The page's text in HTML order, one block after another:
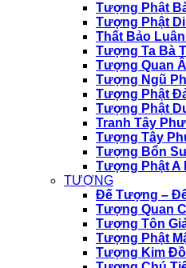
Tượng Phật
Tượng Phật
Thất Bảo
Tượng Ta Bà
Tượng Quan
Tượng Ngũ
Tượng Phật
Tượng Phật
Tranh Tây
Tượng Tây
Tượng Bổn
Tượng Phật A
TƯỢNG
Đế Tượng –
Tượng Quan
Tượng Tôn
Tượng Phật
Tượng Kim